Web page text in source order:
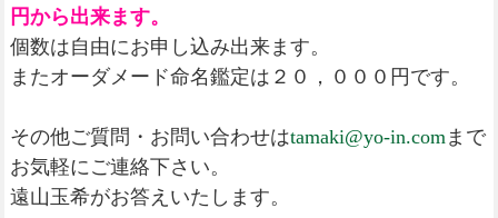
円から出来ます。
個数は自由にお申し込み出来ます。
またオーダメード命名鑑定は２０，０００円です。
その他ご質問・お問い合わせはtamaki@yo-in.comまで
お気軽にご連絡下さい。
遠山玉希がお答えいたします。